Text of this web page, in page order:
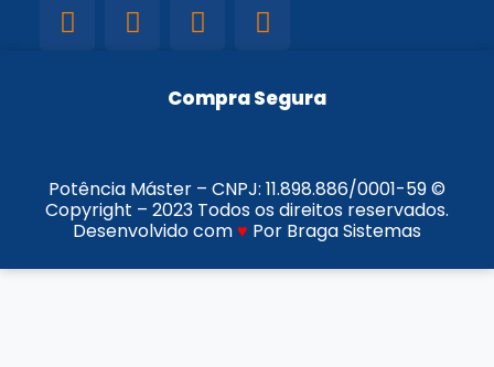
Compra Segura
Potência Máster – CNPJ: 11.898.886/0001-59©
Copyright – 2023 Todos os direitos reservados.
Desenvolvido com♥ Por Braga Sistemas